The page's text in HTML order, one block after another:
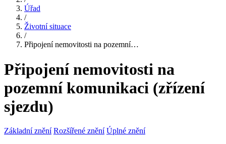
Úřad
/
Životní situace
/
Připojení nemovitosti na pozemní…
Připojení nemovitosti na
pozemní komunikaci (zřízení
sjezdu)
Základní znění Rozšířené znění Úplné znění